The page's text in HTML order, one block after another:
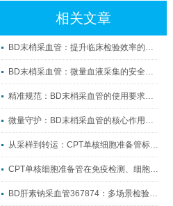
相关文章
BD末梢采血管：提升临床检验效率的微观利器
BD末梢采血管：微量血液采集的安全守护者
精准规范：BD末梢采血管的使用要求与操作要点
微量守护：BD末梢采血管的核心作用与临床价值
从采样到转运：CPT单核细胞准备管标准化制样全流程指南
CPT单核细胞准备管在免疫检测、细胞科研中的实操应用
BD肝素钠采血管367874：多场景检验采血的核心耗材